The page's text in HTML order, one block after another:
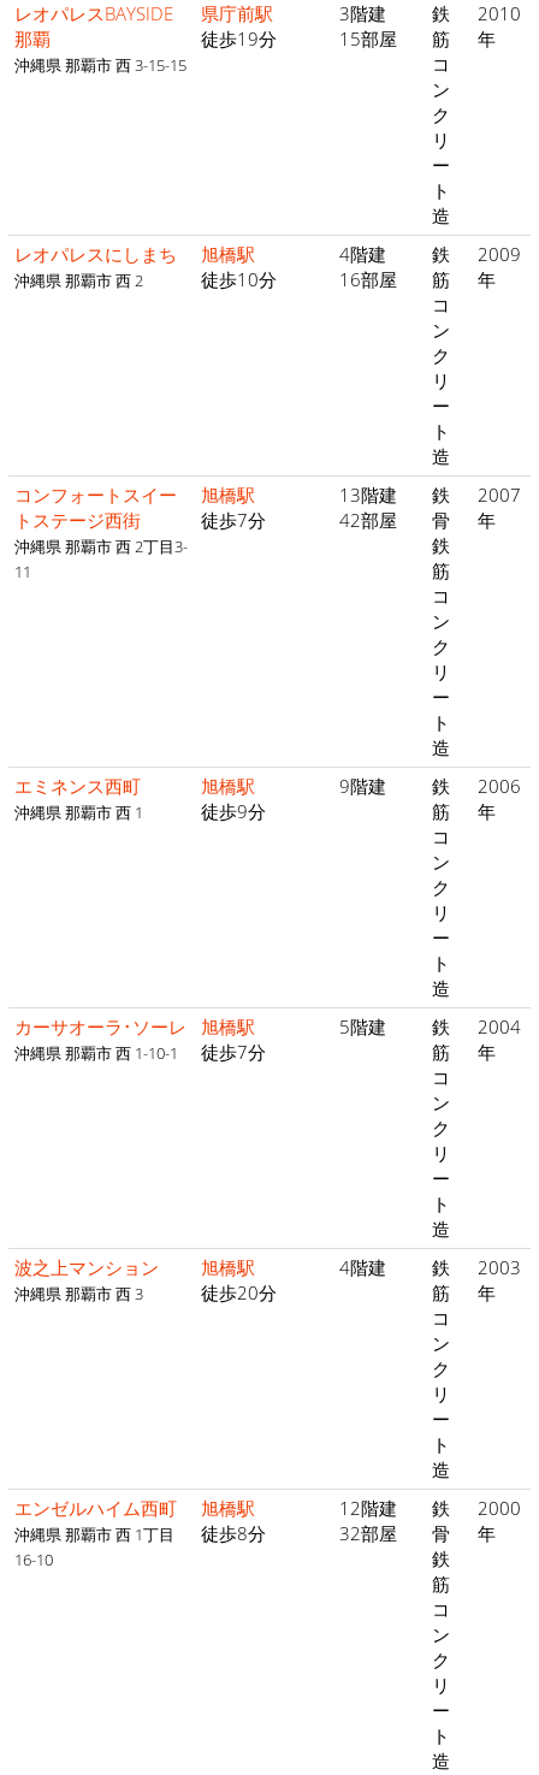
レオパレスBAYSIDE
那覇
沖縄県 那覇市 西 3-15-15
県庁前駅
徒歩19分
3階建
15部屋
鉄
筋
コ
ン
ク
リ
ー
ト
造
2010
年
レオパレスにしまち
沖縄県 那覇市 西 2
旭橋駅
徒歩10分
4階建
16部屋
鉄
筋
コ
ン
ク
リ
ー
ト
造
2009
年
コンフォートスイー
トステージ西街
沖縄県 那覇市 西 2丁目3-
11
旭橋駅
徒歩7分
13階建
42部屋
鉄
骨
鉄
筋
コ
ン
ク
リ
ー
ト
造
2007
年
エミネンス西町
沖縄県 那覇市 西 1
旭橋駅
徒歩9分
9階建
鉄
筋
コ
ン
ク
リ
ー
ト
造
2006
年
カーサオーラ･ソーレ
沖縄県 那覇市 西 1-10-1
旭橋駅
徒歩7分
5階建
鉄
筋
コ
ン
ク
リ
ー
ト
造
2004
年
波之上マンション
沖縄県 那覇市 西 3
旭橋駅
徒歩20分
4階建
鉄
筋
コ
ン
ク
リ
ー
ト
造
2003
年
エンゼルハイム西町
沖縄県 那覇市 西 1丁目
16-10
旭橋駅
徒歩8分
12階建
32部屋
鉄
骨
鉄
筋
コ
ン
ク
リ
ー
ト
造
2000
年